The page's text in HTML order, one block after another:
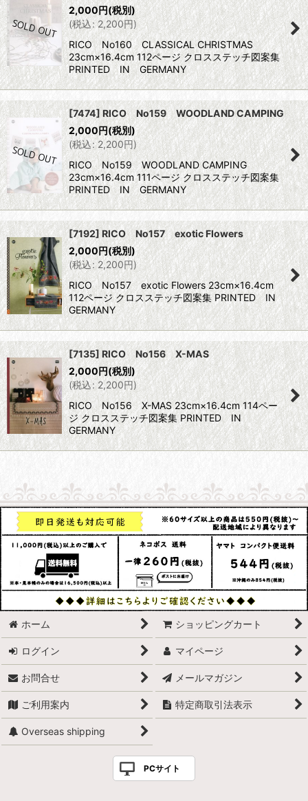
2,000円(税別)
(税込: 2,200円)
RICO No160 CLASSICAL CHRISTMAS
23cm×16.4cm 112ページ クロスステッチ図案集
PRINTED IN GERMANY
[7474] RICO No159 WOODLAND CAMPING
2,000円(税別)
(税込: 2,200円)
RICO No159 WOODLAND CAMPING
23cm×16.4cm 111ページ クロスステッチ図案集
PRINTED IN GERMANY
[7192] RICO No157 exotic Flowers
2,000円(税別)
(税込: 2,200円)
RICO No157 exotic Flowers 23cm×16.4cm
112ページ クロスステッチ図案集 PRINTED IN
GERMANY
[7135] RICO No156 X-MAS
2,000円(税別)
(税込: 2,200円)
RICO No156 X-MAS 23cm×16.4cm 114ペー
ジ クロスステッチ図案集 PRINTED IN
GERMANY
ホーム ショッピングカート
ログイン マイページ
お問合せ メールマガジン
ご利用案内 特定商取引法表示
Overseas shipping
PCサイト